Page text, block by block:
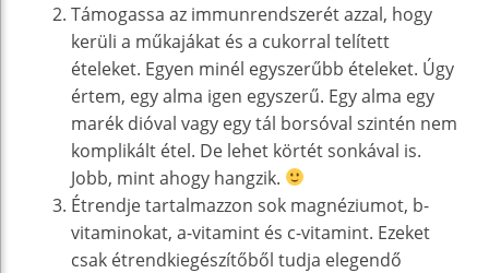
Támogassa az immunrendszerét azzal, hogy
kerüli a műkajákat és a cukorral telített
ételeket. Egyen minél egyszerűbb ételeket. Úgy
értem, egy alma igen egyszerű. Egy alma egy
marék dióval vagy egy tál borsóval szintén nem
komplikált étel. De lehet körtét sonkával is.
Jobb, mint ahogy hangzik.
Étrendje tartalmazzon sok magnéziumot, b-
vitaminokat, a-vitamint és c-vitamint. Ezeket
csak étrendkiegészítőből tudja elegendő